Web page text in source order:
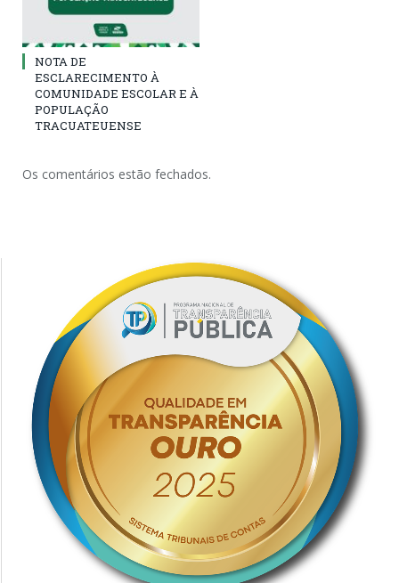
NOTA DE
ESCLARECIMENTO À
COMUNIDADE ESCOLAR E À
POPULAÇÃO
TRACUATEUENSE
Os comentários estão fechados.